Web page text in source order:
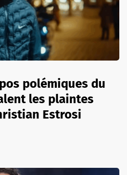
polémiques du
les plaintes
Estrosi